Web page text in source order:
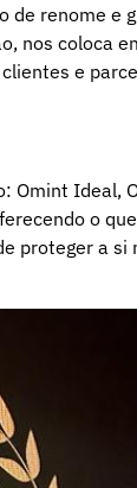
de renome e
nos coloca
e
Omint Ideal,
o
proteger a si